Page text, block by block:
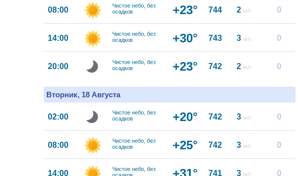
08:00
Чистое небо, без
осадков
+23° 744 2 м/с 0
14:00
Чистое небо, без
осадков
+30° 743 3 м/с 0
20:00
Чистое небо, без
осадков
+23° 742 2 м/с 0
Вторник, 18 Августа
02:00
Чистое небо, без
осадков
+20° 742 3 м/с 0
08:00
Чистое небо, без
осадков
+25° 742 3 м/с 0
14:00
Чистое небо, без
+31° 741 3 м/с 0